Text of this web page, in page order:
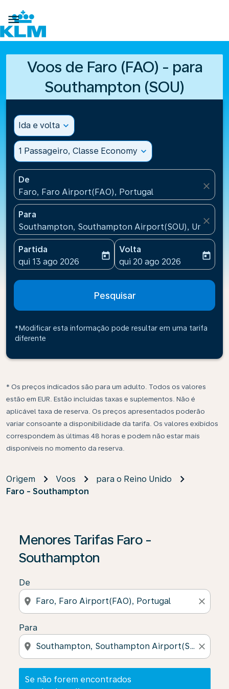

Voos de Faro (FAO) - para
Southampton (SOU)
Ida e volta expand_more
1 Passageiro, Classe Economy expand_more
De
Faro, Faro Airport(FAO), Portugal
close
Para
Southampton, Southampton Airport(SOU), United
close
Partida
fc-booking-departure-date-aria-label
qui 13 ago 2026
today
Volta
fc-booking-return-date-
qui 20 ago 2026
today
Pesquisar
*Modificar esta informação pode resultar em uma tarifa
diferente
* Os preços indicados são para um adulto. Todos os valores
estão em EUR. Estão incluídas taxas e suplementos. Não é
aplicável taxa de reserva. Os preços apresentados poderão
variar consoante a disponibilidade da tarifa. Os valores exibidos
correspondem às últimas 48 horas e podem não estar mais
disponíveis no momento da reserva.
Origem Voos
para o Reino Unido
Faro - Southampton
Menores Tarifas Faro -
Southampton
De
location_on close
Para
location_on close
Se não forem encontrados
Se não forem encontrados resultados, clique em